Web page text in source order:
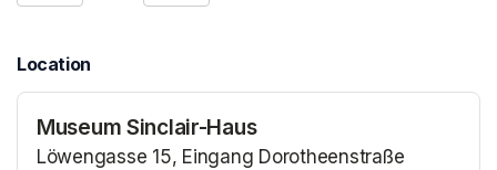
Location
Museum Sinclair-Haus
Löwengasse 15, Eingang Dorotheenstraße